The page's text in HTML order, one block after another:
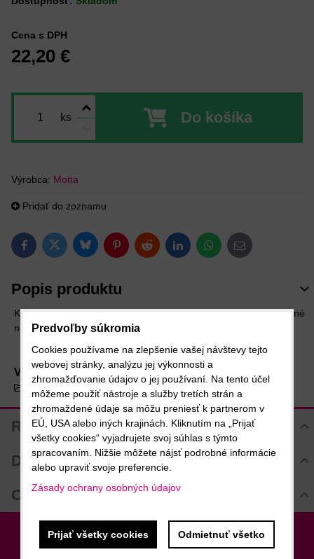
Cena s DPH
22,20 €
ks Do košíka
Výrobca: Motta
Pridať do zoznamu
FacebookTwitterBlueskyPinterestRedditLinkedInWhatsApp
E-mail
Popis produktu
Konvička na penenie mlieka Aurora, objem 1000 ml. Hrubostenné
nerezové prevedienie značky Motta.
Viac z kategórie
Pomôcky baristu
Recenzie
Hodnotenie produktu
Diskusia
Komentáre k produktu
Zatiaľ nie sú žiadne komentáre! Buďte prvý!
Nový komentár
Otázka k produktu
Nová otázka k produktu
Newsletter
Predvoľby súkromia
Cookies používame na zlepšenie vašej návštevy tejto
webovej stránky, analýzu jej výkonnosti a
zhromažďovanie údajov o jej používaní. Na tento účel
môžeme použiť nástroje a služby tretích strán a
zhromaždené údaje sa môžu preniesť k partnerom v
EÚ, USA alebo iných krajinách. Kliknutím na „Prijať
všetky cookies“ vyjadrujete svoj súhlas s týmto
spracovaním. Nižšie môžete nájsť podrobné informácie
alebo upraviť svoje preferencie.
Zásady ochrany osobných údajov
Prijať všetky cookies Odmietnuť všetko